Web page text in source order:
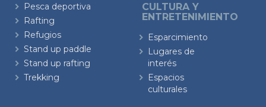
Pesca deportiva
Rafting
Refugios
Stand up paddle
Stand up rafting
Trekking
CULTURA Y
ENTRETENIMIENTO
Esparcimiento
Lugares de
interés
Espacios
culturales